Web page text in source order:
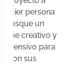
persona
busque un
creativo y
para
con sus